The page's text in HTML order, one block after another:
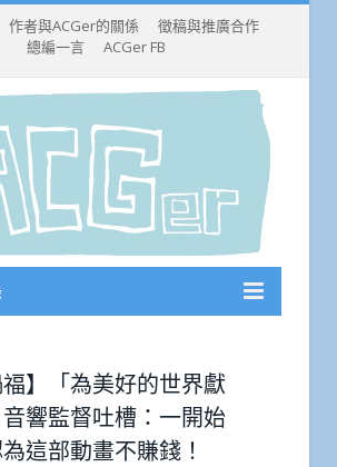
作者與ACGer的關係
徵稿與推廣合作
總編一言
ACGer FB
福】「為美好的世界獻
響監督吐槽：一開始
這部動畫不賺錢！